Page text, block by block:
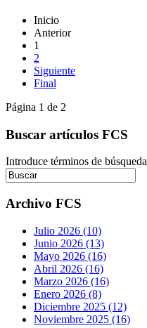
Inicio
Anterior
1
2
Siguiente
Final
Página 1 de 2
Buscar artículos FCS
Introduce términos de búsqueda
Archivo FCS
Julio 2026 (10)
Junio 2026 (13)
Mayo 2026 (16)
Abril 2026 (16)
Marzo 2026 (16)
Enero 2026 (8)
Diciembre 2025 (12)
Noviembre 2025 (16)